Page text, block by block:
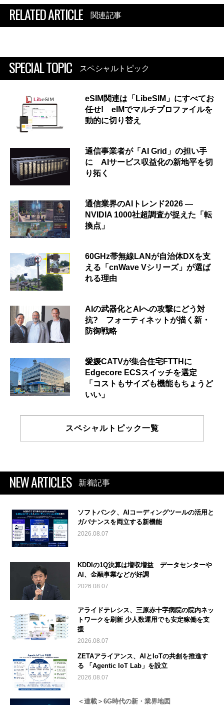
RELATED ARTICLE 関連記事
SPECIAL TOPIC スペシャルトピック
eSIM関連は「LibeSIM」にすべてお
任せ! eIMでマルチプロファイルを
動的に切り替え
通信事業者が「AI Grid」の担い手
に AIサービス収益化の新地平を切
り拓く
通信業界のAIトレンド2026 ―
NVIDIA 1000社超調査が捉えた「転
換点」
60GHz帯無線LANが自治体DXを支
える「cnWave Vシリーズ」が選ば
れる理由
AIの武器化とAIへの攻撃にどう対
抗? フォーティネットが描く新・
防御戦略
愛媛CATVが集合住宅FTTHに
Edgecore ECSスイッチを選定
「コストもサイズも機能もちょうど
いい」
スペシャルトピック一覧
NEW ARTICLES 新着記事
ソフトバンク、AIコーディングツールの活用と
ガバナンスを両立する新機能
2026.08.07
KDDIの1Q決算は増収増益 データセンターや
AI、金融事業などが好調
2026.08.07
アライドテレシス、三原赤十字病院の院内ネッ
トワークを刷新 少人数運用でも安定稼働を支
援
2026.08.07
ZETAアライアンス、AIとIoTの共創を推進す
る 「Agentic IoT Lab」を設立
2026.08.07
＜連載＞6G時代の新・業界地図